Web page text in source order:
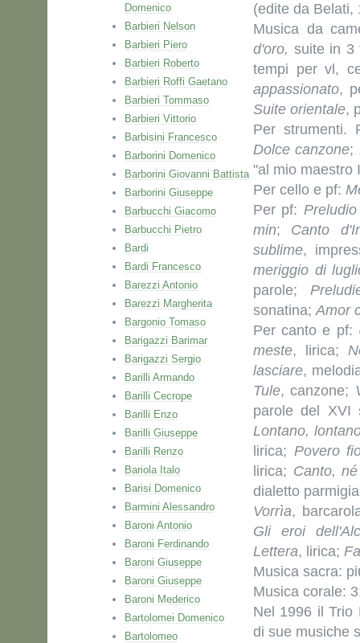
Domenico
Barbieri Nelson
Barbieri Piero
Barbieri Roberto
Barbieri Roffi Gaetano
Barbieri Tommaso
Barbieri Vittorio
Barbisini Francesco
Barborini Domenico
Barborini Giovanni Battista
Barborini Giuseppe
Barbucchi Giacomo
Barbucchi Pietro
Bardi
Bardi Francesco
Barezzi Antonio
Barezzi Margherita
Bargonio Tomaso
Barigazzi Barimar
Barigazzi Sergio
Barilli Armando
Barilli Cecrope
Barilli Enzo
Barilli Giuseppe
Barilli Renzo
Bariola Italo
Barisi Domenico
Barmini Alessandro
Baroni Antonio
Baroni Ferdinando
Baroni Giuseppe
Baroni Giuseppe
Baroni Mederico
Bartolomei Domenico
Bartolomeo
(edite da Belati,
Musica da
d'oro, suite in 3
tempi per vl,
appassionato,
Suite orientale,
Per
Dolce canzone;
"al mio maestro
Per cello e pf:
Per pf:
min; Canto
sublime,
meriggio di
parole;
sonatina;Amor
Per canto e pf:
meste, lirica;
lasciare,
Tule, canzone;
parole del XVI
Lontano,
lirica; Povero
lirica; Canto,
dialetto
Vorrìa,
Gli eroi
Lettera, lirica;
Musica sacra:
Musica corale:
Nel 1996 il Trio
di sue musiche